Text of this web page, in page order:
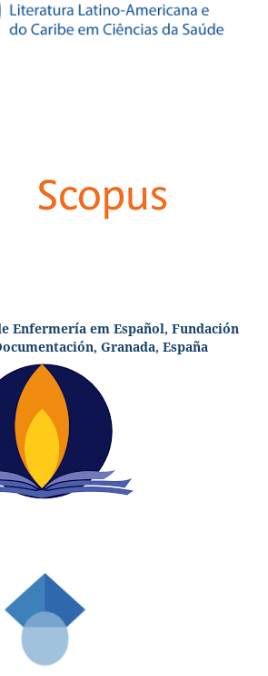
Enfermería em Español, Fundación
Granada, España